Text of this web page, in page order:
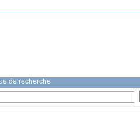
de recherche